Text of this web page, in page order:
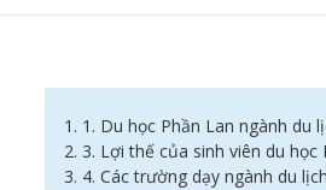
1. 1. Du học Phần Lan ngành du
2. 3. Lợi thế của sinh viên du
3. 4. Các trường dạy ngành du